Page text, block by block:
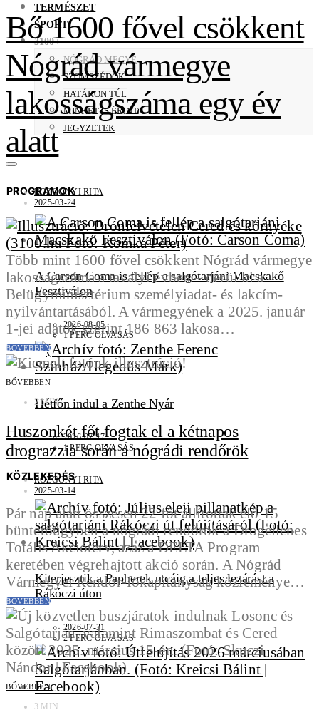
TERMÉSZET
SPORT
3100+
NÓGRÁD MEGYE
SZOMSZÉDOK
HATÁRON TÚL
MINKET IS ÉRINT
JEGYZETEK
PROGRAMOK
A Carson Coma is fellép a salgótarjáni Macskakő
Fesztiválon
2026-08-05
1 PERC OLVASÁS
Hétfőn indul a Zenthe Nyár
2026-07-17
1 PERC OLVASÁS
KÖZLEKEDÉS
Kiterjesztik a Papberek utcáig a teljes lezárást a
Rákóczi úton
2026-07-31
2 PERC OLVASÁS
Bő 1600 fővel csökkent
Nógrád vármegye
lakosságszáma egy év
alatt
ROZGONYI RITA
2025-03-24
Több mint 1600 fővel csökkent Nógrád vármegye
lakosságszáma a tavalyi évben – derül ki a
Belügyminisztérium személyiadat- és lakcím-
nyilvántartásából. A vármegyének a 2025. január
1-jei adatok szerint 186 863 lakosa…
BŐVEBBEN
BŐVEBBEN
2 MIN
Huszonkét főt fogtak el a kétnapos
drograzzia során a nógrádi rendőrök
ROZGONYI RITA
2025-03-14
Pár nap alatt összesen 22 főt állítottak elő 15
büntetőügyben a nógrádi rendőrök a Drogellenes
Totális Akcióterv, azaz a DELTA Program
keretében végrehajtott akció során. A Nógrád
Vármegyei Rendőr-főkapitányság közleménye…
BŐVEBBEN
BŐVEBBEN
3 MIN